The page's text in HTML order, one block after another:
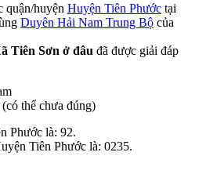
quận/huyện Huyện Tiên Phước tại
Duyên Hải Nam Trung Bộ của
Tiên Sơn ở đâu đã được giải đáp
thể chưa đúng)
Phước là: 92.
Tiên Phước là: 0235.